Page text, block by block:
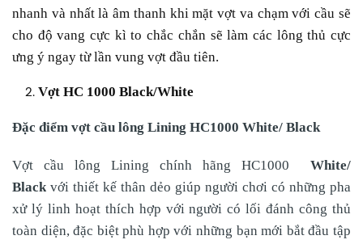
nhanh và nhất là âm thanh khi mặt vợt va chạm với cầu sẽ
cho độ vang cực kì to chắc chắn sẽ làm các lông thủ cực
ưng ý ngay từ lần vung vợt đầu tiên.
Vợt HC 1000 Black/White
Đặc điểm vợt cầu lông Lining HC1000 White/ Black
Vợt cầu lông Lining chính hãng HC1000
White/
Black với thiết kế thân dẻo giúp người chơi có những pha
xử lý linh hoạt thích hợp với người có lối đánh công thủ
toàn diện, đặc biệt phù hợp với những bạn mới bắt đầu tập